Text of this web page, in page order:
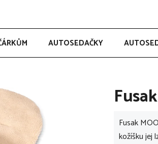
AUTOSEDAČKY
Fusak
kožíšku jej